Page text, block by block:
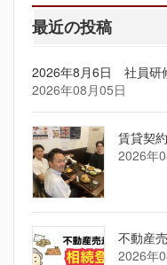
最近の投稿
2026年8月6日 社員研
2026年08月05日
賃貸契
2026年
不動産
2026年